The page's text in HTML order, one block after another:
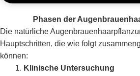
Phasen der
Die natürliche
Hauptschritten, die wie folgt
können:
Klinische Untersuchung